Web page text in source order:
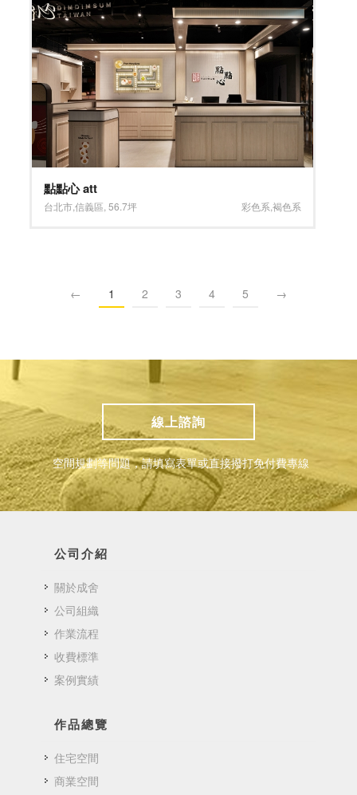
點點心 att
台北市,信義區 ,56.7坪 彩色系 褐色系
← 1 2 3 4 5 →
線上諮詢
空間規劃等問題，請填寫表單或直接撥打免付費專線
公司介紹
關於成舍
公司組織
作業流程
收費標準
案例實績
作品總覽
住宅空間
商業空間